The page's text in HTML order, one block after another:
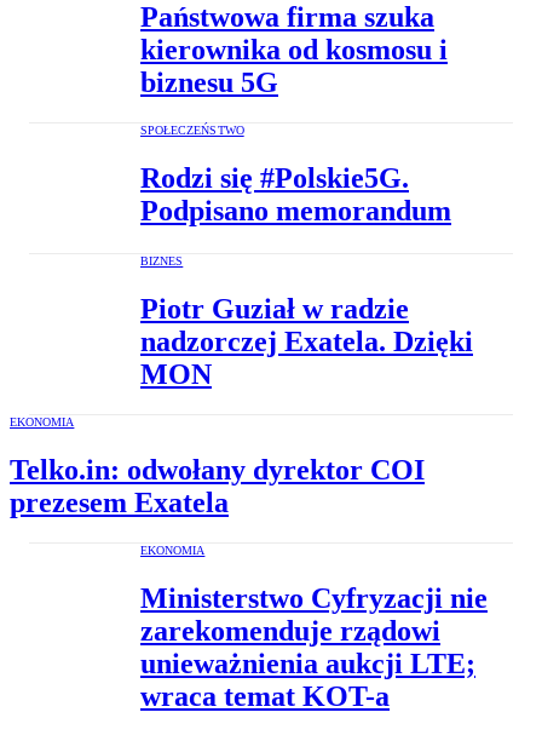
Państwowa firma szuka
kierownika od kosmosu i
biznesu 5G
SPOŁECZEŃSTWO
Rodzi się #Polskie5G.
Podpisano memorandum
BIZNES
Piotr Guział w radzie
nadzorczej Exatela. Dzięki
MON
EKONOMIA
Telko.in: odwołany dyrektor COI
prezesem Exatela
EKONOMIA
Ministerstwo Cyfryzacji nie
zarekomenduje rządowi
unieważnienia aukcji LTE;
wraca temat KOT-a